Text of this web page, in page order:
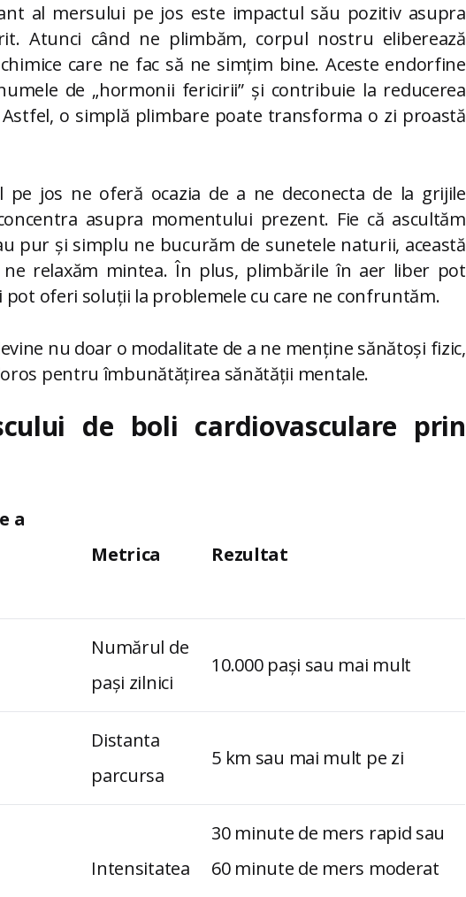
al mersului pe jos este impactul său pozitiv asupra
Atunci când ne plimbăm, corpul nostru eliberează
care ne fac să ne simțim bine. Aceste endorfine
de „hormonii fericirii” și contribuie la reducerea
o simplă plimbare poate transforma o zi proastă
pe jos ne oferă ocazia de a ne deconecta de la grijile
asupra momentului prezent. Fie că ascultăm
pur și simplu ne bucurăm de sunetele naturii, această
relaxăm mintea. În plus, plimbările în aer liber pot
pot oferi soluții la problemele cu care ne confruntăm.
nu doar o modalitate de a ne menține sănătoși fizic,
pentru îmbunătățirea sănătății mentale.
de boli cardiovasculare prin
a
Metrica Rezultat
Numărul de
pași zilnici
10.000 pași sau mai mult
Distanta
parcursa
5 km sau mai mult pe zi
Intensitatea
30 minute de mers rapid sau
60 minute de mers moderat